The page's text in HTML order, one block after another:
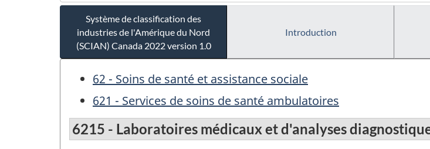
Système de classification des
industries de l'Amérique du Nord
(SCIAN) Canada 2022 version 1.0
Introduction
62 - Soins de santé et assistance sociale
621 - Services de soins de santé ambulatoires
6215 - Laboratoires médicaux et d'analyses